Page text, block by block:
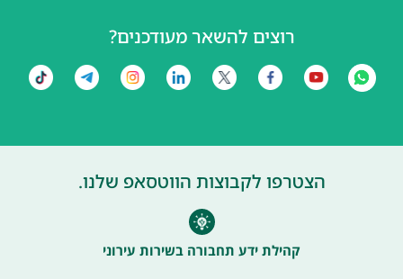
רוצים להשאר מעודכנים?
הצטרפו לקבוצות הווטסאפ שלנו.
קהילת ידע תחבורה בשירות עירוני